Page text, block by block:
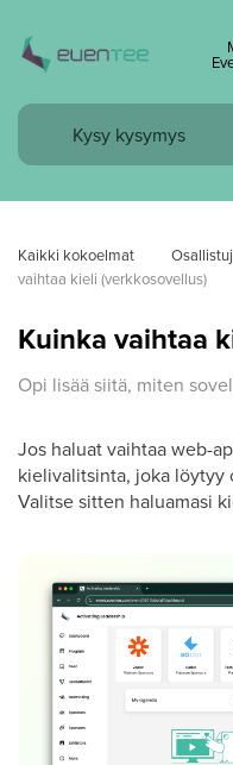
Kaikki kokoelmat
vaihtaa kieli (verkkosovellus)
Kuinka vaihtaa
Opi lisää siitä, miten
Jos haluat vaihtaa web-
kielivalitsinta, joka löytyy
Valitse sitten haluamasi